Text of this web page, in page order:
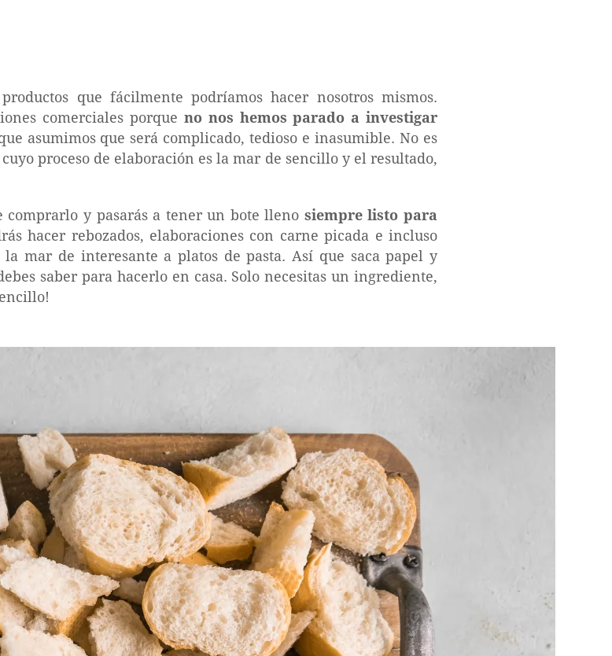
que fácilmente podríamos hacer nosotros mismos.
comerciales porque no nos hemos parado a investigar
asumimos que será complicado, tedioso e inasumible. No es
proceso de elaboración es la mar de sencillo y el resultado,
comprarlo y pasarás a tener un bote lleno siempre listo para
hacer rebozados, elaboraciones con carne picada e incluso
mar de interesante a platos de pasta. Así que saca papel y
saber para hacerlo en casa. Solo necesitas un ingrediente,